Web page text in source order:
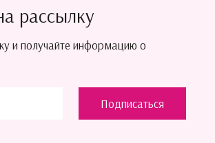
рассылку
и получайте информацию о
Подписаться